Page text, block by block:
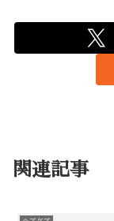
関連記事